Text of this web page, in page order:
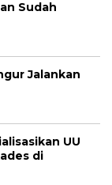
Sudah
Jalankan
UU
di